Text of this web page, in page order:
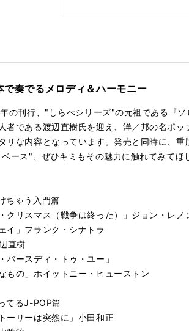
る
生
す
る
再
生
す
イマジン／ジョン・レノン
再
す
る
いとしのエリー／サザン
再
生
ホテル・カリフォルニア
る
生
す
再
る
TSUNAMI／サザンオール
生
す
再
る
[ボーナストラック] 無伴
で奏でるメロディ＆ハーモニー
の刊行、"しらべシリーズ"の元祖である『
者である渡辺直樹氏を迎え、洋／邦の名ポ
リな内容となっています。発売と同時に、
ース"、ぜひキミもその魅力に触れてみてほ
ちゃう入門篇
クリスマス（戦争は終った）」ジョン・レノ
イ」フランク・シナトラ
直樹
バースディ・トゥ・ユー」
もの」ホイットニー・ヒューストン
てるJ-POP篇
ーリーは突然に」小田和正